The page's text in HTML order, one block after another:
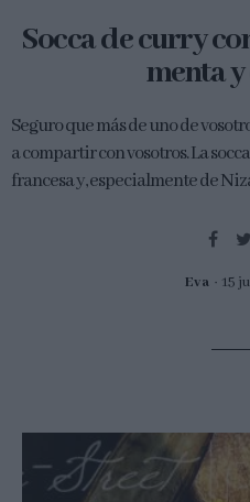
Socca de curry
menta
Seguro que más de uno de
a compartir con vosotros. La
francesa y, especialmente de
Eva 15